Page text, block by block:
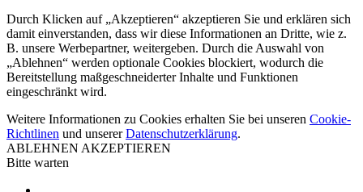
Durch Klicken auf „Akzeptieren“ akzeptieren Sie und erklären sich
damit einverstanden, dass wir diese Informationen an Dritte, wie z.
B. unsere Werbepartner, weitergeben. Durch die Auswahl von
„Ablehnen“ werden optionale Cookies blockiert, wodurch die
Bereitstellung maßgeschneiderter Inhalte und Funktionen
eingeschränkt wird.
Weitere Informationen zu Cookies erhalten Sie bei unseren Cookie-
Richtlinen und unsererDatenschutzerklärung.
ABLEHNEN AKZEPTIEREN
Bitte warten